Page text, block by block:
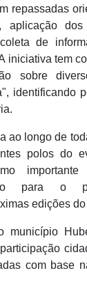
repassadas
aplicação
de
iniciativa tem
sobre
identificando
ao longo de
polos do
importante
para o
edições do
município
com base